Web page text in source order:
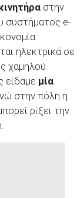
στην
συστήματος e-
ηλεκτρικά σε
χαμηλού
είδαμε μία
στην πόλη η
ρίξει την